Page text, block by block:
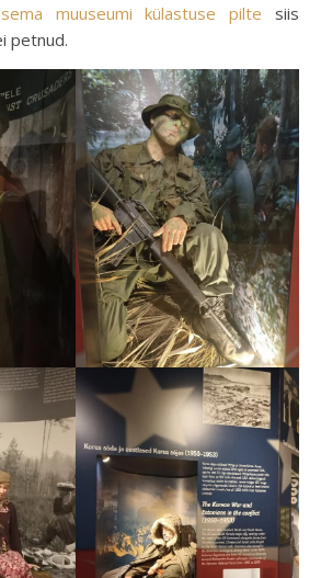
muuseumi külastuse pilte siis
petnud.